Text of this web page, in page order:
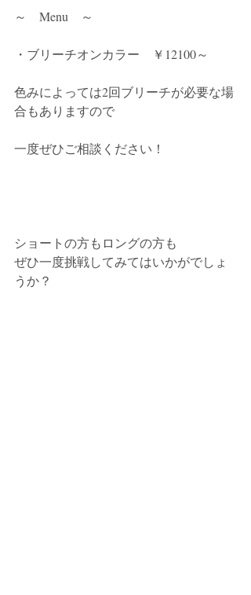
～　Menu　～
・ブリーチオンカラー　￥12100～
色みによっては2回ブリーチが必要な場
合もありますので
一度ぜひご相談ください！
ショートの方もロングの方も
ぜひ一度挑戦してみてはいかがでしょ
うか？